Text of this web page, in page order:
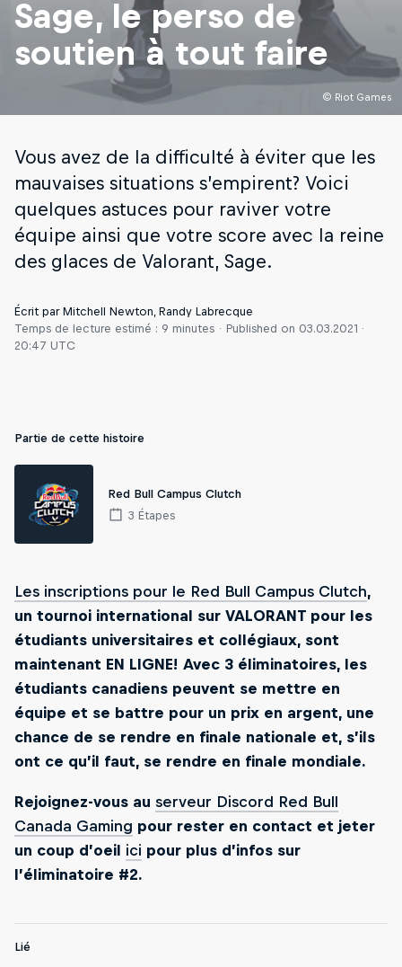
© Riot Games
Sage, le perso de
soutien à tout faire
Vous avez de la difficulté à éviter que les
mauvaises situations s’empirent? Voici
quelques astuces pour raviver votre
équipe ainsi que votre score avec la reine
des glaces de Valorant, Sage.
Écrit par Mitchell Newton, Randy Labrecque
Temps de lecture estimé : 9 minutes
Published on 03.03.2021 ·
20:47 UTC
Partie de cette histoire
Red Bull Campus Clutch
3 Étapes
Les inscriptions pour le Red Bull Campus Clutch,
un tournoi international sur VALORANT pour les
étudiants universitaires et collégiaux, sont
maintenant EN LIGNE! Avec 3 éliminatoires, les
étudiants canadiens peuvent se mettre en
équipe et se battre pour un prix en argent, une
chance de se rendre en finale nationale et, s’ils
ont ce qu’il faut, se rendre en finale mondiale.
Rejoignez-vous au serveur Discord Red Bull
Canada Gaming pour rester en contact et jeter
un coup d’oeil ici pour plus d’infos sur
l’éliminatoire #2.
Lié